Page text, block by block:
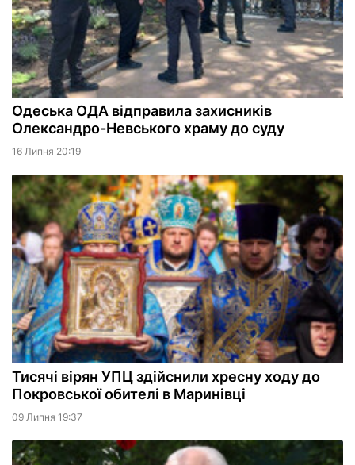
Одеська ОДА відправила захисників
Олександро-Невського храму до суду
16 Липня 20:19
Тисячі вірян УПЦ здійснили хресну ходу до
Покровської обителі в Маринівці
09 Липня 19:37